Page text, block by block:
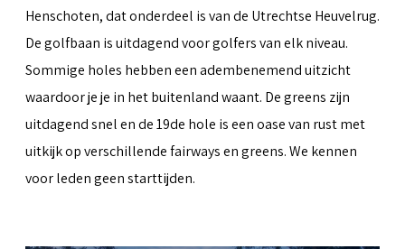
Henschoten, dat onderdeel is van de Utrechtse Heuvelrug.
De golfbaan is uitdagend voor golfers van elk niveau.
Sommige holes hebben een adembenemend uitzicht
waardoor je je in het buitenland waant. De greens zijn
uitdagend snel en de 19de hole is een oase van rust met
uitkijk op verschillende fairways en greens. We kennen
voor leden geen starttijden.